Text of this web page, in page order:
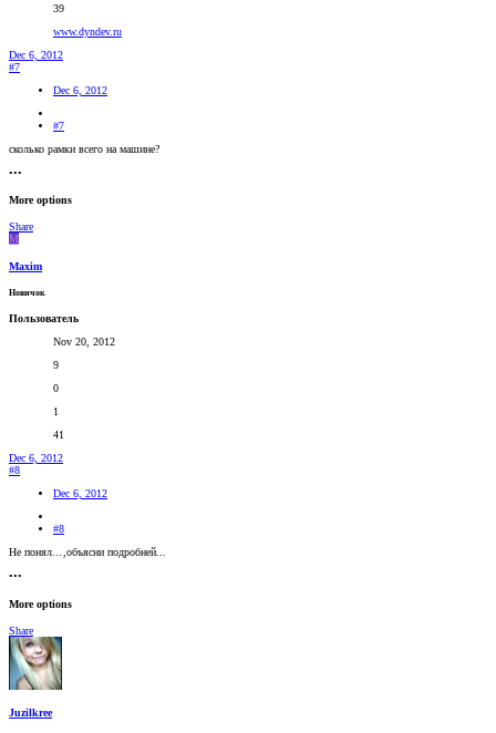
39
www.dyndev.ru
Dec 6, 2012
#7
Dec 6, 2012
#7
сколько рамки всего на машине?
•••
More options
Share
M
Maxim
Новичок
Пользователь
Nov 20, 2012
9
0
1
41
Dec 6, 2012
#8
Dec 6, 2012
#8
Не понял...,объясни подробней...
•••
More options
Share
Juzilkree